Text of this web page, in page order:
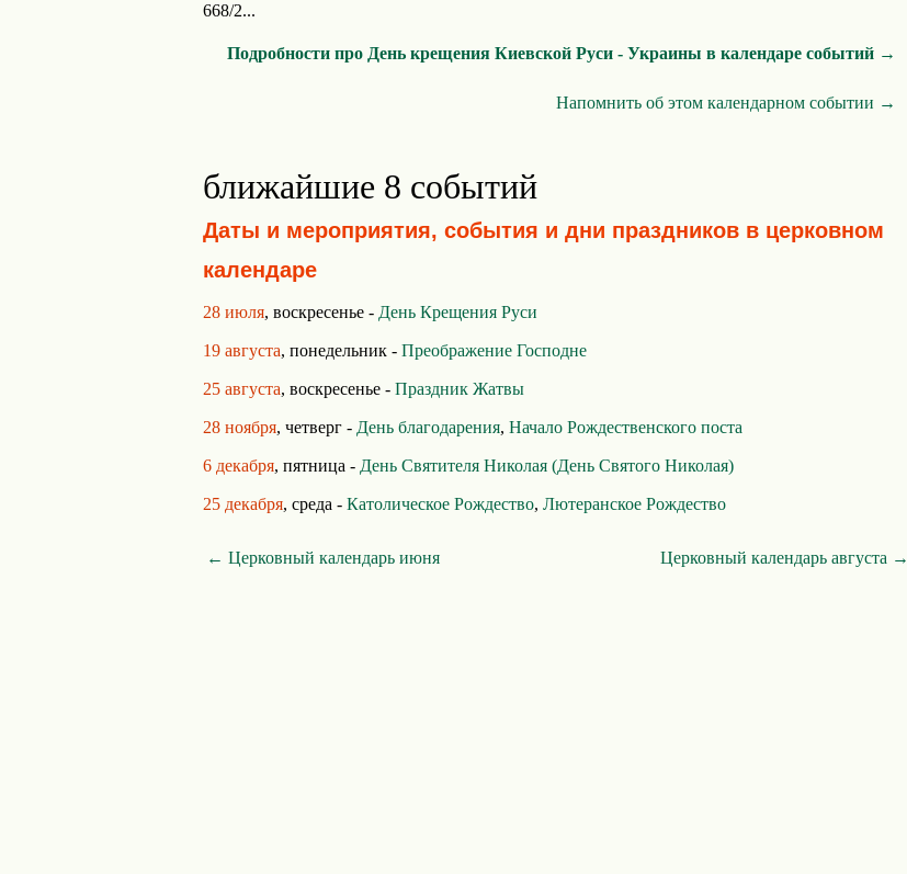
668/2...
Подробности про День крещения Киевской Руси - Украины в календаре событий →
Напомнить об этом календарном событии →
ближайшие 8 событий
Даты и мероприятия, события и дни праздников в церковном
календаре
28 июля, воскресенье - День Крещения Руси
19 августа, понедельник - Преображение Господне
25 августа, воскресенье - Праздник Жатвы
28 ноября, четверг - День благодарения, Начало Рождественского поста
6 декабря, пятница - День Святителя Николая (День Святого Николая)
25 декабря, среда - Католическое Рождество, Лютеранское Рождество
← Церковный календарь июня Церковный календарь августа →